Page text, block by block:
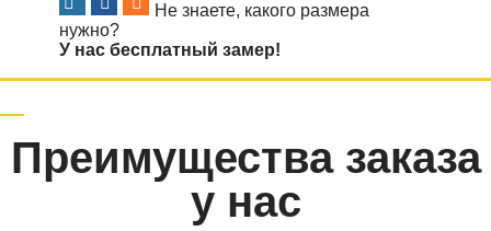
Не знаете, какого размера
нужно?
У нас бесплатный замер!
Преимущества заказа
у нас